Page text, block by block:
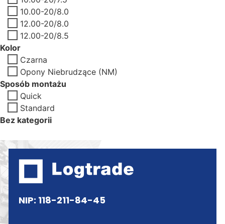
10.00-20/8.0
12.00-20/8.0
12.00-20/8.5
Kolor
Czarna
Opony Niebrudzące (NM)
Sposób montażu
Quick
Standard
Bez kategorii
NIP: 118-211-84-45